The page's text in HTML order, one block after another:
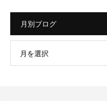
月別ブログ
月を選択